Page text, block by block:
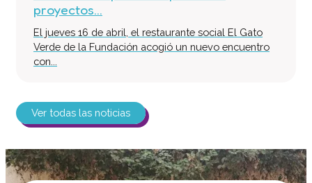
proyectos...
El jueves 16 de abril, el restaurante social El Gato
Verde de la Fundación acogió un nuevo encuentro
con...
Ver todas las noticias